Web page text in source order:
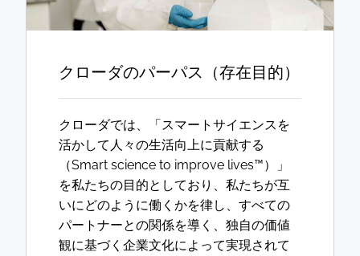
クローダのパーパス（存在目的）
クローダでは、「スマートサイエンスを
活かして人々の生活向上に貢献する
（Smart science to improve lives™）」
を私たちの目的としており、私たちが互
いにどのように働くかを律し、すべての
パートナーとの関係を導く、独自の価値
観に基づく企業文化によって実現されて